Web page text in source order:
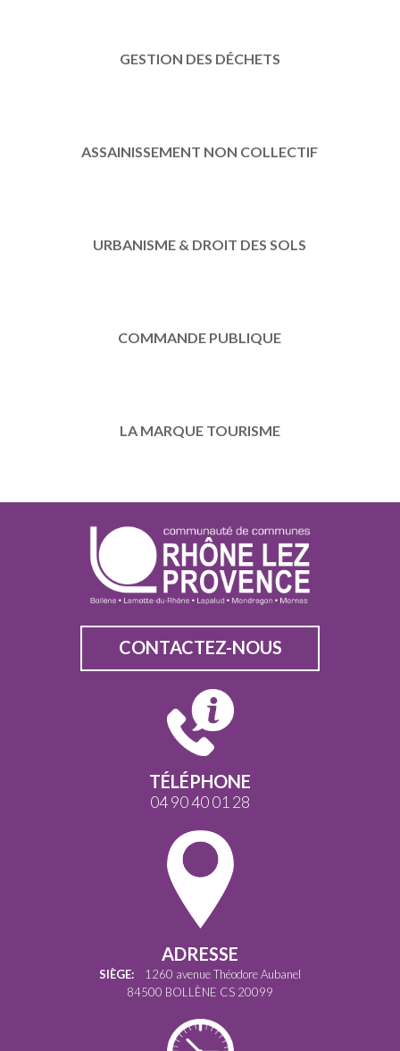
GESTION DES DÉCHETS
ASSAINISSEMENT NON COLLECTIF
URBANISME & DROIT DES SOLS
COMMANDE PUBLIQUE
LA MARQUE TOURISME
CONTACTEZ-NOUS
TÉLÉPHONE
04 90 40 01 28
ADRESSE
SIÈGE: 1260 avenue Théodore Aubanel
84500 BOLLÈNE CS 20099